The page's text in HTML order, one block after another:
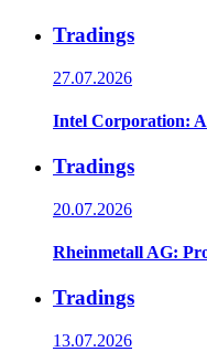
Tradings
27.07.2026
Intel Corporation:
Tradings
20.07.2026
Rheinmetall AG:
Tradings
13.07.2026